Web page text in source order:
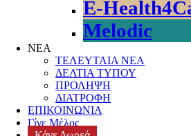
E-
Melodic
ΝΕΑ
ΤΕΛΕΥΤΑΙΑ ΝΕΑ
ΔΕΛΤΙΑ ΤΥΠΟΥ
ΠΡΟΛΗΨΗ
ΔΙΑΤΡΟΦΗ
ΕΠΙΚΟΙΝΩΝΙΑ
Γίνε Μέλος
Διαγνωστικές εξετάσεις:
Posted on 10 Μαΐου, 202423 Μαΐου,
ΕΝΩΣΕΙΣ ΑΣΘΕΝΩΝ,ΕΞΕΛΙΞΕΙΣ
Από την 1η Μαΐου, ξεκίνησαν οι νέες
«Δράσεις δημόσιας υγείας – Ρυθμίσεις
κλινικοεργαστηριακούς ιατρούς
ελέγχων.
Δεκτή έγινε η παρέμβαση –